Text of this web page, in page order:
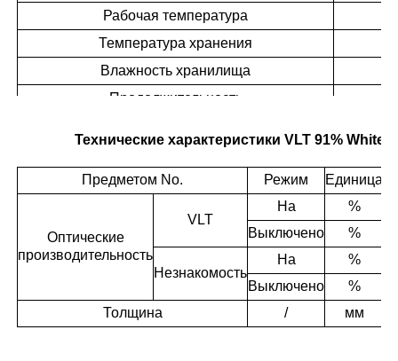
Рабочая температура
Температура хранения
Влажность хранилища
Продолжительность
Технические характеристики VLT 91% White
Предметом No. Режим Единица
Оптические
производительность
VLT
На
%
Выключено
%
Незнакомость
На
%
Выключено
%
Толщина
/ мм